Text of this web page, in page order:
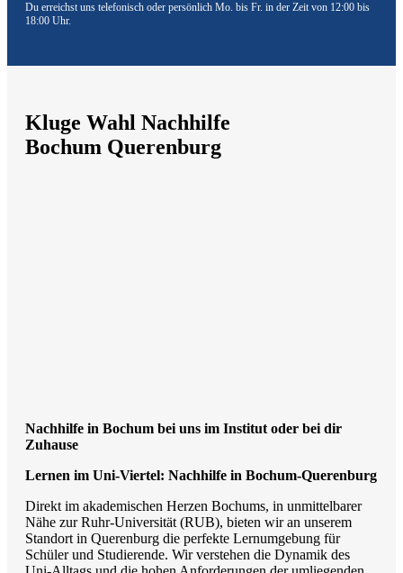
Du erreichst uns telefonisch oder persönlich Mo. bis Fr. in der Zeit von 12:00 bis
18:00 Uhr.
Kluge Wahl Nachhilfe
Bochum Querenburg
Nachhilfe in Bochum bei uns im Institut oder bei dir
Zuhause
Lernen im Uni-Viertel: Nachhilfe in Bochum-Querenburg
Direkt im akademischen Herzen Bochums, in unmittelbarer
Nähe zur Ruhr-Universität (RUB), bieten wir an unserem
Standort in Querenburg die perfekte Lernumgebung für
Schüler und Studierende. Wir verstehen die Dynamik des